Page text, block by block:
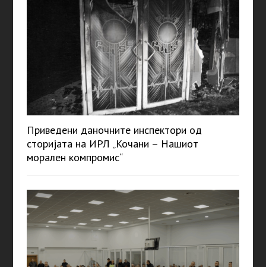
Приведени даночните инспектори од
сторијата на ИРЛ „Кочани – Нашиот
морален компромис“